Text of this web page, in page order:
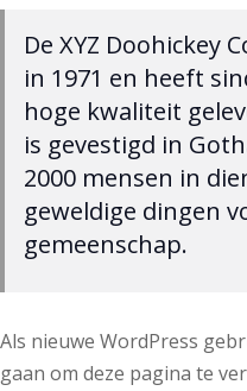
De XYZ Doohickey
in 1971 en heeft
hoge kwaliteit
is gevestigd in
2000 mensen in
geweldige dingen
gemeenschap.
Als nieuwe WordPress
gaan om deze pagina te